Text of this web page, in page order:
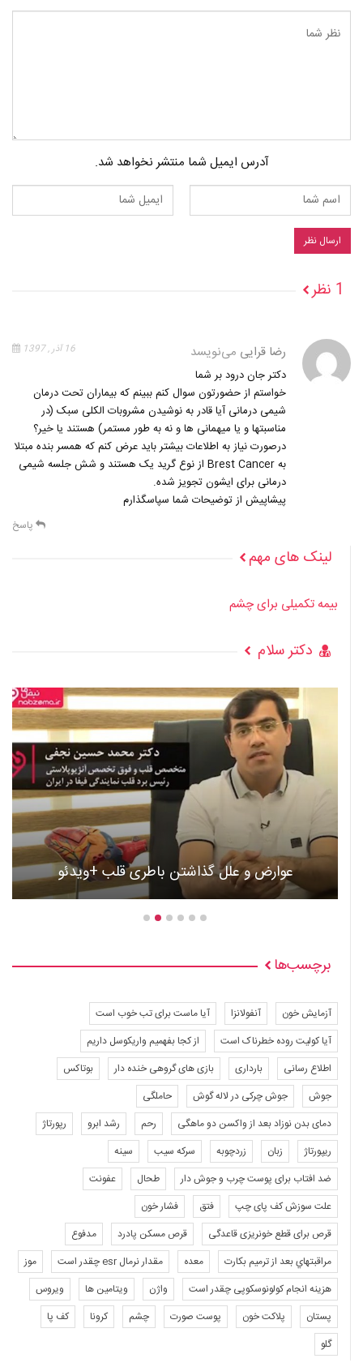
آدرس ایمیل شما منتشر نخواهد شد.
1 نظر
رضا قرایی می‌نویسد 16 آذر , 1397
دکتر جان درود بر شما
خواستم از حضورتون سوال کنم ببینم که بیماران تحت درمان
شیمی درمانی آیا قادر به نوشیدن مشروبات الکلی سبک (در
مناسبتها و یا میهمانی ها و نه به طور مستمر) هستند یا خیر؟
درصورت نیاز به اطلاعات بیشتر باید عرض کنم که همسر بنده مبتلا
به Brest Cancer از نوع گرید یک هستند و شش جلسه شیمی
درمانی برای ایشون تجویز شده.
پیشاپیش از توضیحات شما سپاسگذارم
پاسخ
لینک های مهم
بیمه تکمیلی برای چشم
دکتر سلام
عوارض و علل گذاشتن باطری قلب +ویدئو
برچسب‌ها
آزمایش خون آنفولانزا
آیا ماست برای تب خوب است
آیا کولیت روده خطرناک است
از کجا بفهمیم واریکوسل داریم
اطلاع رسانی
بارداری بازی های گروهی خنده دار
بوتاکس
جوش
جوش چرکی در لاله گوش
حاملگی
دمای بدن نوزاد بعد از واکسن دو ماهگی
رحم رشد ابرو
رپورتاژ
ریپورتاژ
زبان زردچوبه سرکه سیب
سینه
ضد افتاب برای پوست چرب و جوش دار
طحال
عفونت
علت سوزش کف پای چپ
فتق
فشار خون
قرص برای قطع خونریزی قاعدگی
قرص مسکن پادرد
مدفوع
مراقبتهاي بعد از ترميم بكارت
معده مقدار نرمال esr چقدر است
موز
هزینه انجام کولونوسکوپی چقدر است
واژن ویتامین ها
ویروس
پستان
پلاکت خون پوست صورت چشم کرونا
کف پا
گلو